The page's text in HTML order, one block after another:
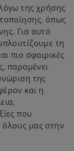
της χρήσης
όπως
Για αυτό
τη
πιο σφαιρικές
παραμένει
της
και η
που
μας στην